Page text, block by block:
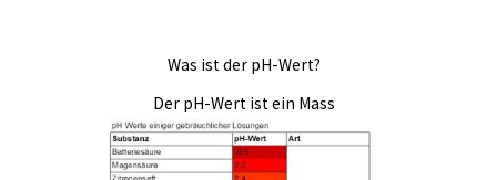
Was ist der pH-Wert?
Der pH-Wert ist ein Mass